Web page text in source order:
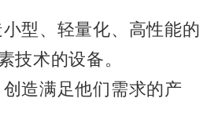
型、轻量化、高性能的
技术的设备。
造满足他们需求的产